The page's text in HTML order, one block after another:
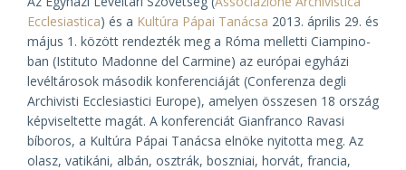
Ecclesiastica) és a Kultúra Pápai Tanácsa 2013. április 29. és
május 1. között rendezték meg a Róma melletti Ciampino-
ban (Istituto Madonne del Carmine) az európai egyházi
levéltárosok második konferenciáját (Conferenza degli
Archivisti Ecclesiastici Europe), amelyen összesen 18 ország
képviseltette magát. A konferenciát Gianfranco Ravasi
bíboros, a Kultúra Pápai Tanácsa elnöke nyitotta meg. Az
olasz, vatikáni, albán, osztrák, boszniai, horvát, francia,